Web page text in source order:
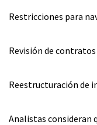
Restricciones para
Revisión de
Reestructuración de
Analistas consideran